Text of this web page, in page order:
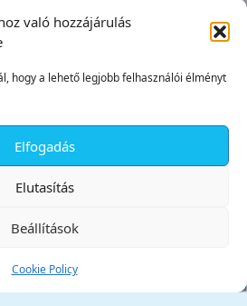
való hozzájárulás
hogy a lehető legjobb felhasználói élményt
Elfogadás
Elutasítás
Beállítások
Cookie Policy
Önkormányzata
✕